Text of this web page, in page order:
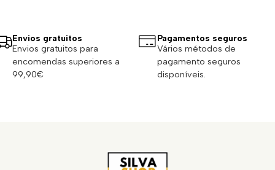
Envios gratuitos
Envios gratuitos para
encomendas superiores a
99,90€
Pagamentos seguros
Vários métodos de
pagamento seguros
disponíveis.